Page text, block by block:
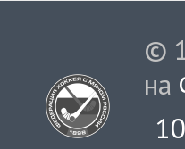
©
на